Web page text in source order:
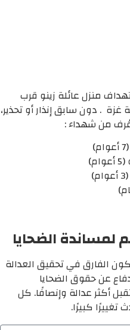
منزل عائلة زينو قرب
. دون سابق إنذار أو تحذير،
لمساندة الضحايا
الفارق في تحقيق العدالة
عن حقوق الضحايا
أكثر عدالة وإنصافًا. كل
كبيرًا.